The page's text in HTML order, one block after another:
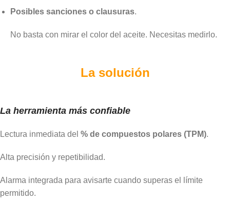
Posibles sanciones o clausuras.
No basta con mirar el color del aceite. Necesitas medirlo.
La solución
La herramienta más confiable
Lectura inmediata del % de compuestos polares (TPM).
Alta precisión y repetibilidad.
Alarma integrada para avisarte cuando superas el límite
permitido.